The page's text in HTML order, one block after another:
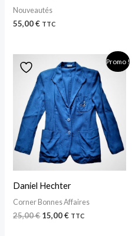
Nouveautés
55,00€ TTC
Promo !
Daniel Hechter
Corner Bonnes Affaires
25,00€
prix
initial
était :
25,00 €.
15,00€
prix
actuel
est :
15,00 €.
TTC